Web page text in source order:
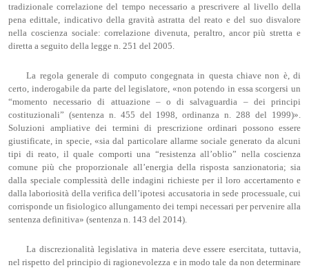
tradizionale correlazione del tempo necessario a prescrivere al livello della
pena edittale, indicativo della gravità astratta del reato e del suo disvalore
nella coscienza sociale: correlazione divenuta, peraltro, ancor più stretta e
diretta a seguito della legge n. 251 del 2005.
La regola generale di computo congegnata in questa chiave non è, di
certo, inderogabile da parte del legislatore, «non potendo in essa scorgersi un
“momento necessario di attuazione – o di salvaguardia – dei principi
costituzionali” (sentenza n. 455 del 1998, ordinanza n. 288 del 1999)».
Soluzioni ampliative dei termini di prescrizione ordinari possono essere
giustificate, in specie, «sia dal particolare allarme sociale generato da alcuni
tipi di reato, il quale comporti una “resistenza all’oblio” nella coscienza
comune più che proporzionale all’energia della risposta sanzionatoria; sia
dalla speciale complessità delle indagini richieste per il loro accertamento e
dalla laboriosità della verifica dell’ipotesi accusatoria in sede processuale, cui
corrisponde un fisiologico allungamento dei tempi necessari per pervenire alla
sentenza definitiva» (sentenza n. 143 del 2014).
La discrezionalità legislativa in materia deve essere esercitata, tuttavia,
nel rispetto del principio di ragionevolezza e in modo tale da non determinare